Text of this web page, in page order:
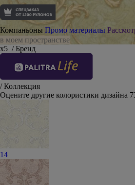
Компаньоны Промо материалы
в моем пространстве
х5 / Бренд
/ Коллекция
Оцените другие колористики дизайна
14